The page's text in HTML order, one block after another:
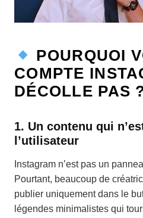
POURQUOI
COMPTE
DÉCOLLE PAS
1. Un contenu qui
l’utilisateur
Instagram n’est pas un
Pourtant, beaucoup de
publier uniquement dans le
légendes minimalistes qui